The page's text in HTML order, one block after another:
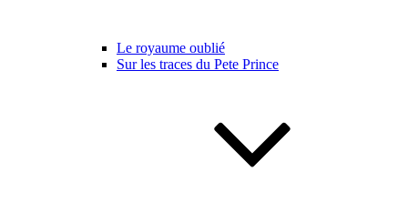
Le royaume oublié
Sur les traces du Pete Prince